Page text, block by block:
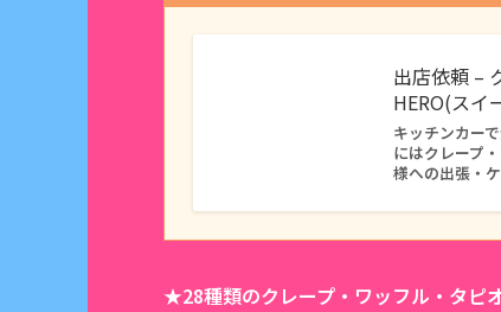
出店依頼 –
HERO(スイ
キッチンカー
にはクレープ
様への出張・
★28種類のクレープ・ワッフル・タピ